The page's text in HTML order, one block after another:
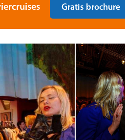
Gratis brochure